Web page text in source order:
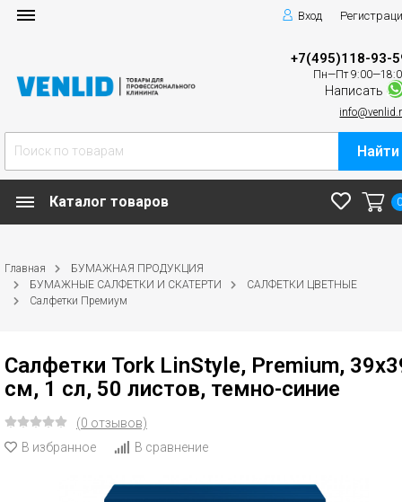
Вход
+7(495)118-93-
Пн—Пт
Написать
Найти
Каталог товаров
Главная
БУМАЖНАЯ ПРОДУКЦИЯ
БУМАЖНЫЕ САЛФЕТКИ И СКАТЕРТИ
САЛФЕТКИ ЦВЕТНЫЕ
Салфетки Премиум
Салфетки Tork LinStyle, Premium,
см, 1 сл, 50 листов, темно-синие
(0 отзывов)
В избранное
В сравнение